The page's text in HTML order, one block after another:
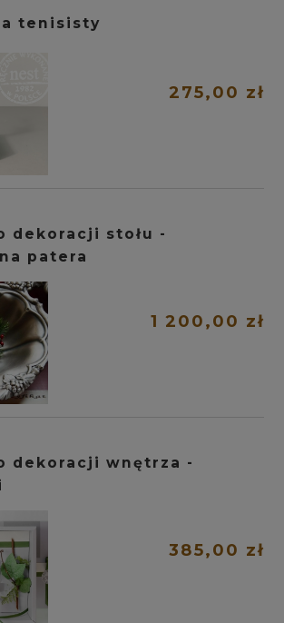
tenisisty
275,00 zł
dekoracji stołu -
patera
1 200,00 zł
dekoracji wnętrza -
385,00 zł